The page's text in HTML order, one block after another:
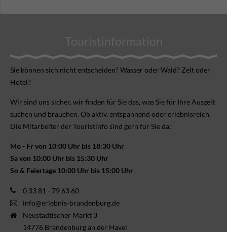
Touristinformation
Sie können sich nicht ent­scheiden? Wasser oder Wald? Zelt oder
Hotel?
Wir sind uns sicher, wir finden für Sie das, was Sie für Ihre Aus­zeit
suchen und brauchen. Ob aktiv, ent­spannend oder erlebnis­reich.
Die Mitarbeiter der Touristinfo sind gern für Sie da:
Mo - Fr von 10:00 Uhr bis 18:30 Uhr
Sa von 10:00 Uhr bis 15:30 Uhr
So & Feiertage 10:00 Uhr bis 15:00 Uhr
0 33 81 - 79 63 60
info@erlebnis-brandenburg.de
Neustädtischer Markt 3
14776 Brandenburg an der Havel